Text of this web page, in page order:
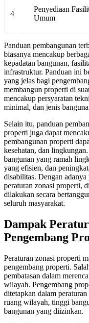
4
Penyediaan
Umum
Panduan pembangunan
biasanya mencakup
kepadatan bangunan,
infrastruktur. Panduan ini
yang jelas bagi
membangun properti di
mencakup persyaratan
minimal, dan jenis
Selain itu, panduan
properti juga dapat
pembangunan properti
kesehatan, dan
bangunan yang ramah
yang efisien, dan
disabilitas. Dengan
peraturan zonasi properti,
dilakukan secara
seluruh masyarakat.
Dampak
Pengembang
Peraturan zonasi properti
pengembang properti.
pembatasan dalam
wilayah. Pengembang
ditetapkan dalam
ruang wilayah, tinggi
bangunan yang diizinkan.